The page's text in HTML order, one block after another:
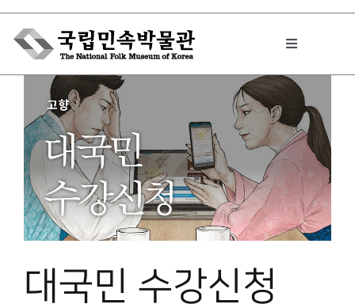
Skip
content
Toggle
박물관에서는
민속이야기
민속 인사이드
원문보기 PDF
대국민 수강신청